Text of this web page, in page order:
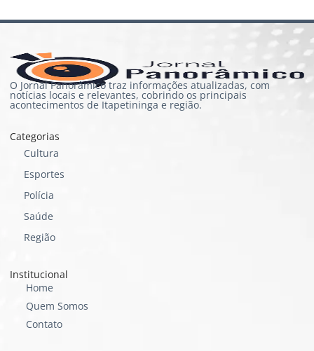
O Jornal Panorâmico traz informações atualizadas, com
notícias locais e relevantes, cobrindo os principais
acontecimentos de Itapetininga e região.
Categorias
Cultura
Esportes
Polícia
Saúde
Região
Institucional
Home
Quem Somos
Contato